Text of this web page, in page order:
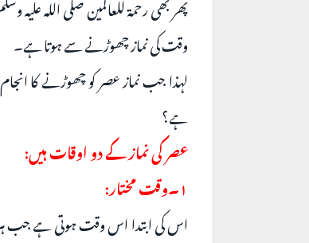
وقت کی نماز چھوڑنے سے ہوتا ہے۔
لہذا جب نماز عصر کو چھوڑنے کا
ہے؟
عصر کی نماز کے دو اوقات ہیں:
۱۔وقت مختار:
اس کی ابتدا اس وقت ہوتی ہے جب ہر